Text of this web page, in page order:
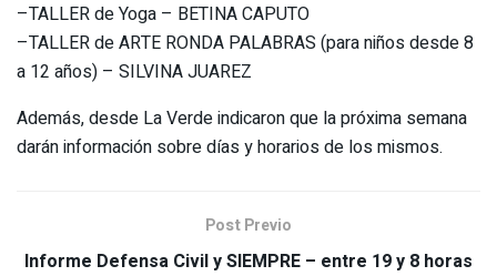
–TALLER de Yoga – BETINA CAPUTO
–TALLER de ARTE RONDA PALABRAS (para niños desde 8
a 12 años) – SILVINA JUAREZ
Además, desde La Verde indicaron que la próxima semana
darán información sobre días y horarios de los mismos.
Post Previo
Informe Defensa Civil y SIEMPRE – entre 19 y 8 horas